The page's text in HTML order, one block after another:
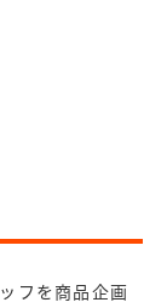
フを商品企画